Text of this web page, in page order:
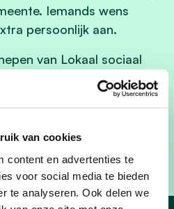
van cookies
content en advertenties te
voor social media te bieden
te analyseren. Ook delen we
Iemands wens
persoonlijk aan.
van Lokaal sociaal
wensboomactie is in het
stortingen van lokale
schenkers was deze